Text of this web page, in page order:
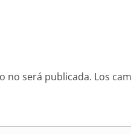
no será publicada. Los